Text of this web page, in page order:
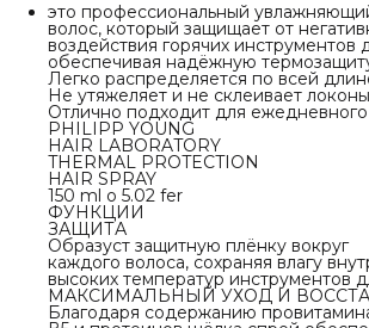
это профессиональный
волос, который защищает от
воздействия горячих инструментов
обеспечивая надёжную
Легко распределяется по всей
Не утяжеляет и не склеивает локоны
Отлично подходит для ежедневного
PHILIPP YOUNG
HAIR LABORATORY
THERMAL PROTECTION
HAIR SPRAY
150 ml o 5.02 fer
ФУНКЦИИ
ЗАЩИТА
Образуст защитную плёнку вокруг
каждого волоса, сохраняя влагу
высоких температур инструментов
МАКСИМАЛЬНЫЙ УХОД И
Благодаря содержанию